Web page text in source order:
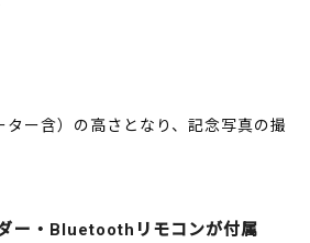
ー含）の高さとなり、記念写真の撮
ー・Bluetoothリモコンが付属